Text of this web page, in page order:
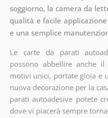
soggiorno, la camera da
qualità e facile
e una semplice
Le carte da parati
possono abbellire anche
motivi unici, portate gioia e
nuova decorazione per la
parati autoadesive potete
dove vi piacerà sempre